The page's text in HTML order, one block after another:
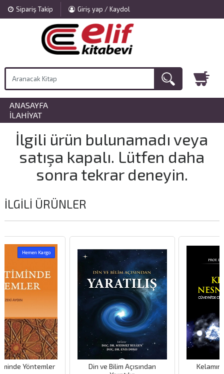
Sipariş Takip Giriş yap / Kaydol
ANASAYFA
İLAHIYAT
İlgili ürün bulunamadı veya
satışa kapalı. Lütfen daha
sonra tekrar deneyin.
İLGILI ÜRÜNLER
Din ve Bilim Açısından
Kelamın Nesne Kuramı